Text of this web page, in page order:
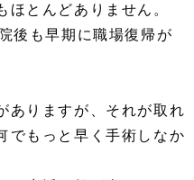
とんどありません。
後も早期に職場復帰が
ありますが、それが取れ
でもっと早く手術しなか